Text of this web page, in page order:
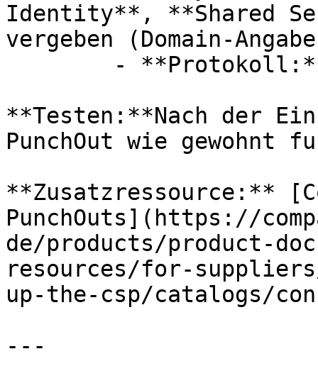
Identity**, **Shared
vergeben (Domain-
**Testen:**Nach der
PunchOut wie gewohnt
**Zusatzressource:**
PunchOuts](https://
de/products/product-
resources/for-
up-the-csp/catalogs/
---